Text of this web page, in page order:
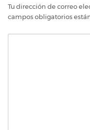
Tu dirección de correo
campos obligatorios